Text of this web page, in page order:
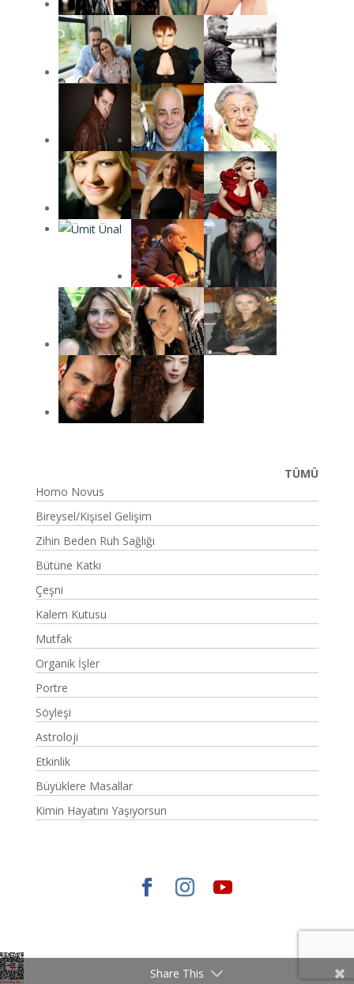
TÜMÜ
Homo Novus
Bireysel/Kişisel Gelişim
Zihin Beden Ruh Sağlığı
Bütüne Katkı
Çeşni
Kalem Kutusu
Mutfak
Organik İşler
Portre
Söyleşi
Astroloji
Etkinlik
Büyüklere Masallar
Kimin Hayatını Yaşıyorsun
Share This